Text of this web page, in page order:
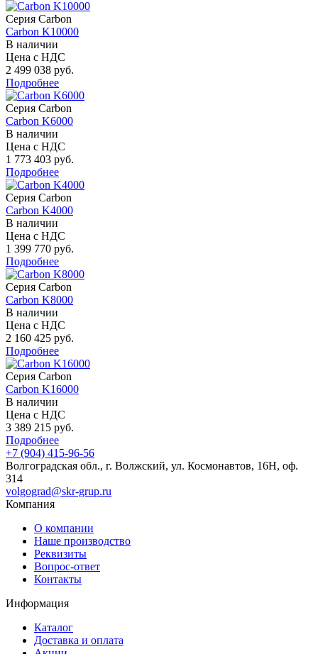
Серия Carbon
Carbon K10000
В наличии
Цена с НДС
2 499 038 руб.
Подробнее
Серия Carbon
Carbon K6000
В наличии
Цена с НДС
1 773 403 руб.
Подробнее
Серия Carbon
Carbon K4000
В наличии
Цена с НДС
1 399 770 руб.
Подробнее
Серия Carbon
Carbon K8000
В наличии
Цена с НДС
2 160 425 руб.
Подробнее
Серия Carbon
Carbon K16000
В наличии
Цена с НДС
3 389 215 руб.
Подробнее
+7 (904) 415-96-56
Волгоградская обл., г. Волжский, ул. Космонавтов, 16Н, оф.
314
volgograd@skr-grup.ru
Компания
О компании
Наше производство
Реквизиты
Вопрос-ответ
Контакты
Информация
Каталог
Доставка и оплата